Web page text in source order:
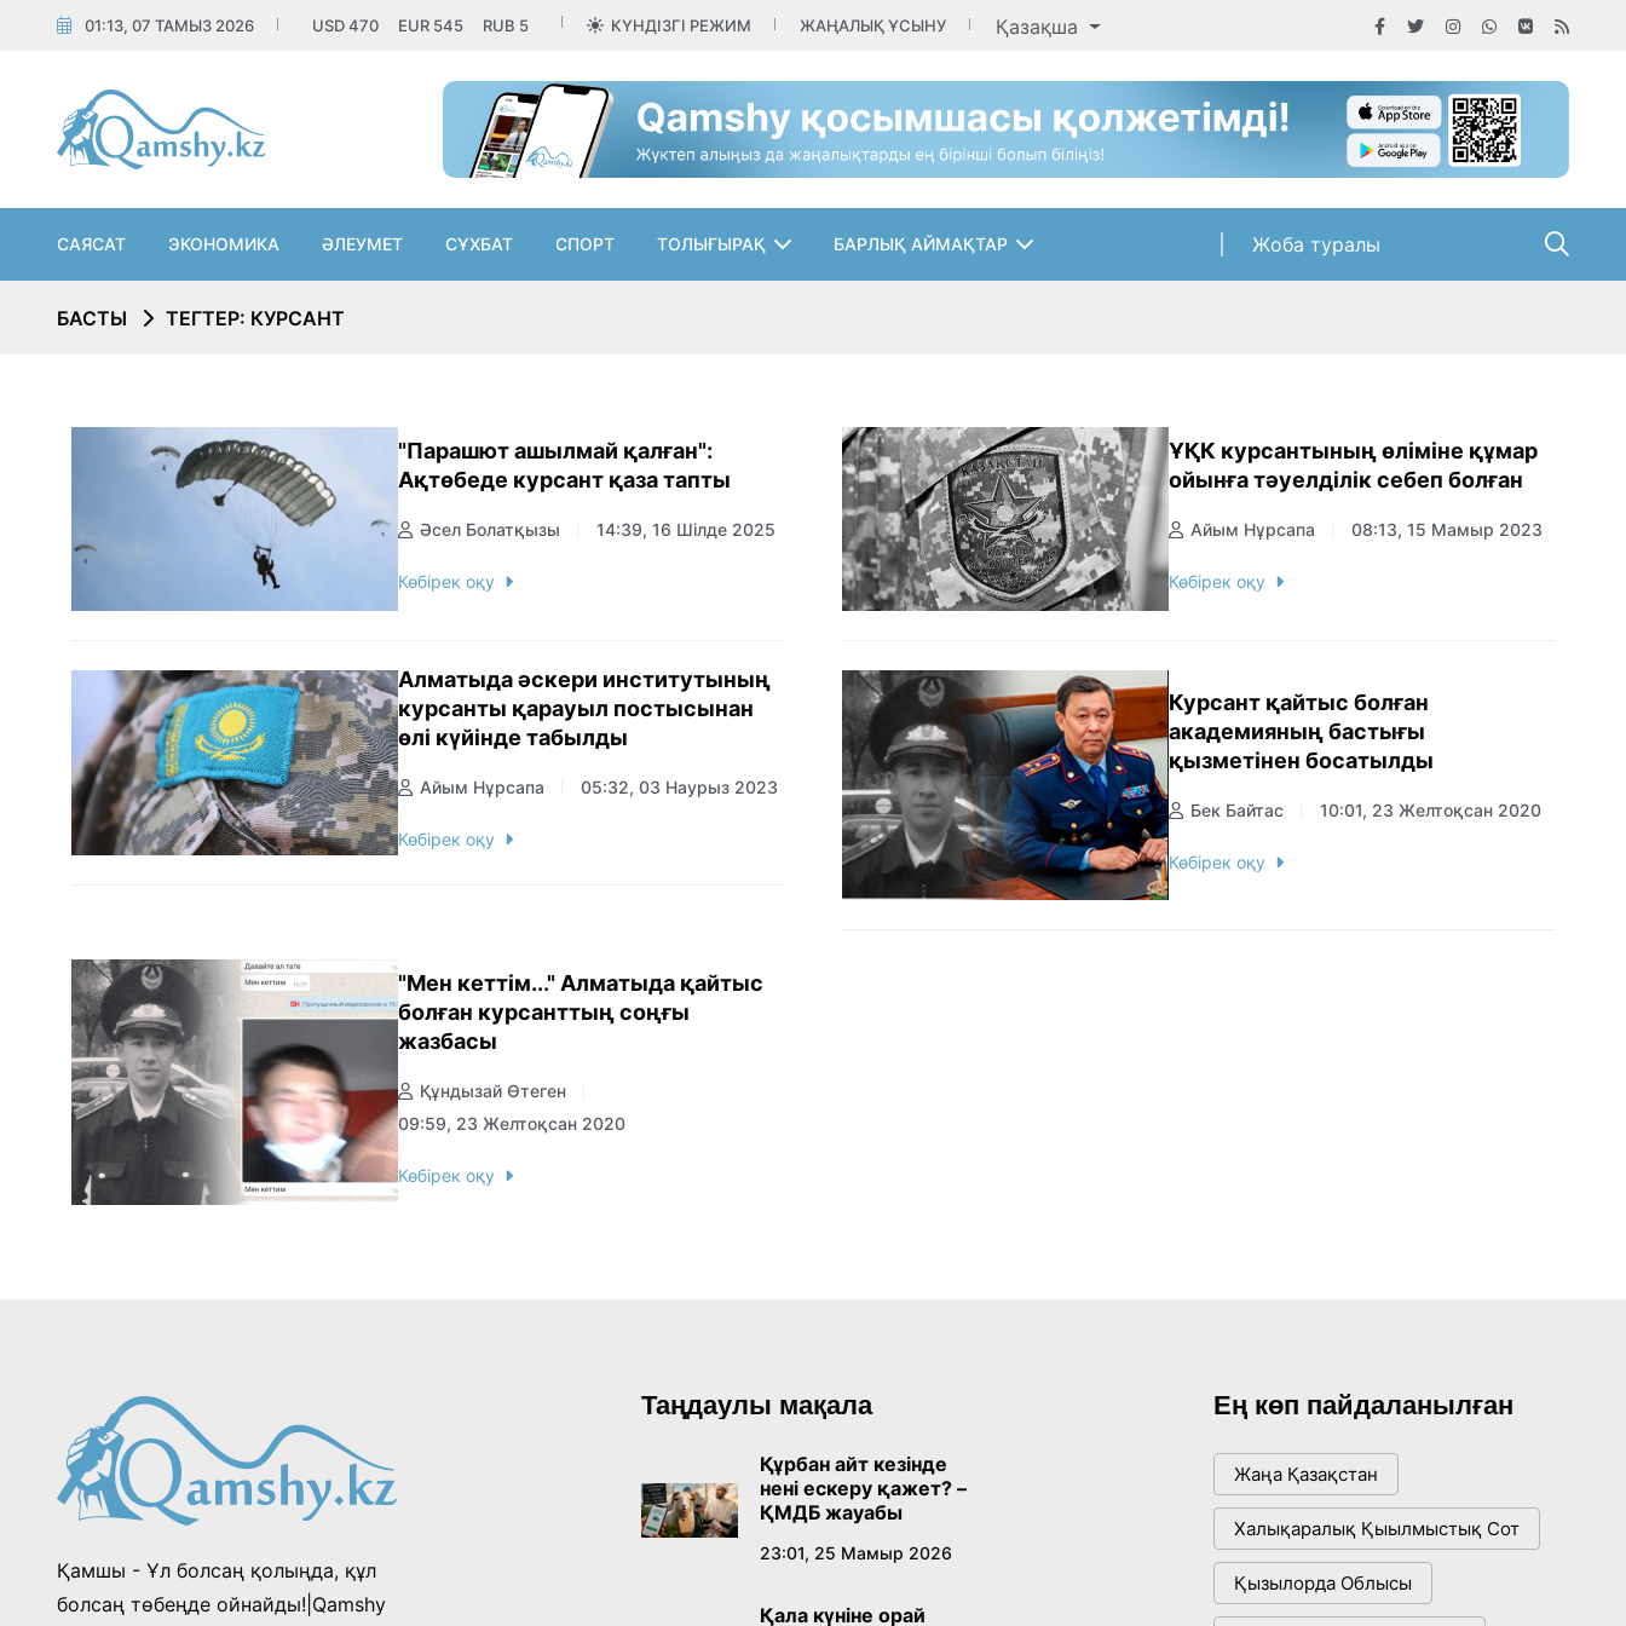
01:13, 07 ТАМЫЗ 2026 USD470 EUR 545 RUB 5 КҮНДІЗГІ РЕЖИМ ЖАҢАЛЫҚ ҰСЫНУ Қазақша
САЯСАТ ЭКОНОМИКА ӘЛЕУМЕТ СҰХБАТ СПОРТ ТОЛЫҒЫРАҚ БАРЛЫҚ АЙМАҚТАР Жоба туралы
БАСТЫ ТЕГТЕР: КУРСАНТ
"Парашют ашылмай қалған":
Ақтөбеде курсант қаза тапты
Әсел Болатқызы 14:39, 16 Шілде 2025
Көбірек оқу
ҰҚК курсантының өліміне құмар
ойынға тәуелділік себеп болған
Айым Нұрсапа 08:13, 15 Мамыр 2023
Көбірек оқу
Алматыда әскери институтының
курсанты қарауыл постысынан
өлі күйінде табылды
Айым Нұрсапа 05:32, 03 Наурыз 2023
Көбірек оқу
Курсант қайтыс болған
академияның бастығы
қызметінен босатылды
Бек Байтас 10:01, 23 Желтоқсан 2020
Көбірек оқу
"Мен кеттім..." Алматыда қайтыс
болған курсанттың соңғы
жазбасы
Құндызай Өтеген
09:59, 23 Желтоқсан 2020
Көбірек оқу
Қамшы - Ұл болсаң қолыңда, құл
болсаң төбеңде ойнайды!|Qamshy
Таңдаулы мақала
Құрбан айт кезінде
нені ескеру қажет? –
ҚМДБ жауабы
23:01, 25 Мамыр 2026
Қала күніне орай
Ең көп пайдаланылған
Жаңа Қазақстан
Халықаралық Қыылмыстық Сот
Қызылорда Облысы